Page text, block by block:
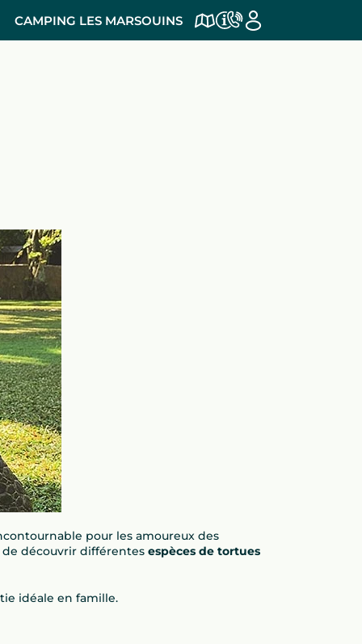
CAMPING LES MARSOUINS
pour les amoureux des
découvrir différentes espèces de tortues
idéale en famille.